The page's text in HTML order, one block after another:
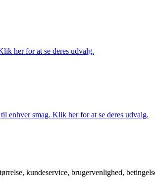
her for at se deres udvalg.
enhver smag. Klik her for at se deres udvalg.
kundeservice, brugervenlighed,